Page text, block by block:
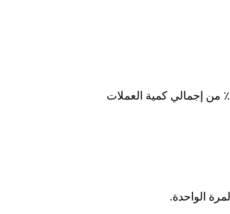
تم حرق كتلة SHIB هذه من خلال أربع عمليات تحويل إلى محافظ مسدودة، وكانت أكبرها هذه المحافظ تحوي 33,673,855 عملة SHIB meme وهو ما يعادل 97.08٪ من إجمالي كمية العملات